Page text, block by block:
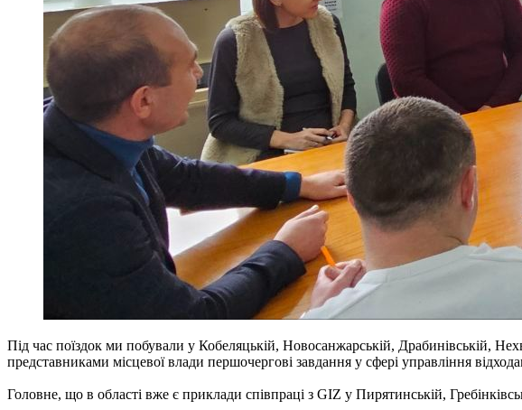
Під час поїздок ми побували у Кобеляцькій, Новосанжарській, Драбинівській,
представниками місцевої влади першочергові завдання у сфері управління
Головне, що в області вже є приклади співпраці з GIZ у Пирятинській,